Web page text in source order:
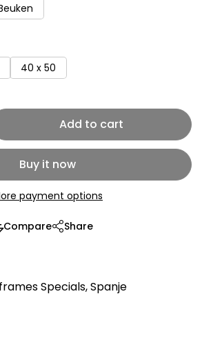
40 x 50
Add to cart
Buy it now
payment options
Compare Share
Specials,Spanje